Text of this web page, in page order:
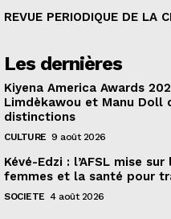
REVUE PERIODIQUE DE LA
Les dernières
Kiyena America Awards
Limdèkawou et Manu Doll
distinctions
CULTURE 9 août 2026
Kévé-Edzi : l’AFSL mise
femmes et la santé pour
SOCIETE 4 août 2026